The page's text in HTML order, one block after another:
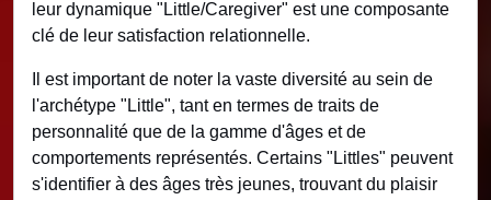
leur dynamique "Little/Caregiver" est une composante
clé de leur satisfaction relationnelle.
Il est important de noter la vaste diversité au sein de
l'archétype "Little", tant en termes de traits de
personnalité que de la gamme d'âges et de
comportements représentés. Certains "Littles" peuvent
s'identifier à des âges très jeunes, trouvant du plaisir